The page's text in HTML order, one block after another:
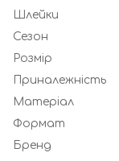
Шлейки
Сезон
Розмір
Приналежність
Матеріал
Формат
Бренд